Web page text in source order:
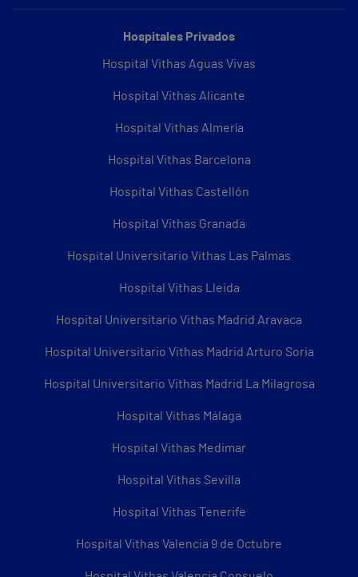
Hospitales Privados
Hospital Vithas Aguas Vivas
Hospital Vithas Alicante
Hospital Vithas Almería
Hospital Vithas Barcelona
Hospital Vithas Castellón
Hospital Vithas Granada
Hospital Universitario Vithas Las Palmas
Hospital Vithas Lleida
Hospital Universitario Vithas Madrid Aravaca
Hospital Universitario Vithas Madrid Arturo Soria
Hospital Universitario Vithas Madrid La Milagrosa
Hospital Vithas Málaga
Hospital Vithas Medimar
Hospital Vithas Sevilla
Hospital Vithas Tenerife
Hospital Vithas Valencia 9 de Octubre